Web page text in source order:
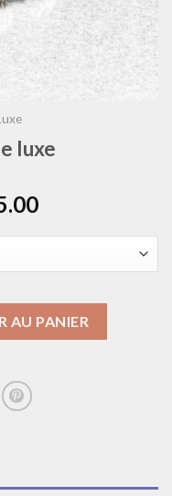
luxe
AU PANIER